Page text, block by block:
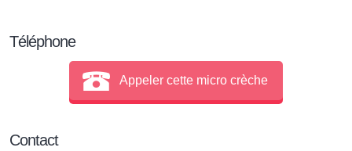
Téléphone
Appeler cette micro crèche
Contact